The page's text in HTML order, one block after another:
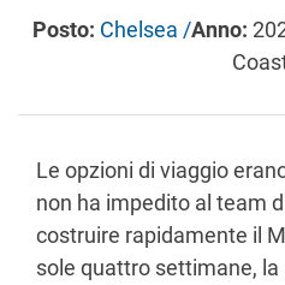
Posto: Chelsea /Anno:
Le opzioni di viaggio
non ha impedito al team
costruire rapidamente il
sole quattro settimane,